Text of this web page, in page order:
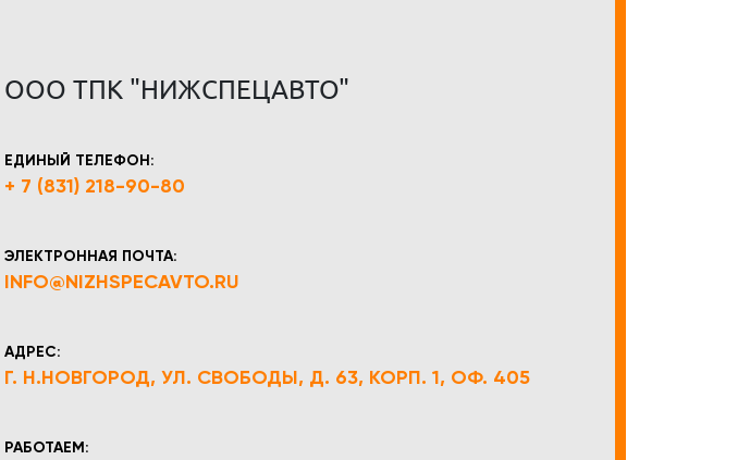
ООО ТПК "НИЖСПЕЦАВТО"
ЕДИНЫЙ ТЕЛЕФОН:
+ 7 (831) 218-90-80
ЭЛЕКТРОННАЯ ПОЧТА:
INFO@NIZHSPECAVTO.RU
АДРЕС:
Г. Н.НОВГОРОД, УЛ. СВОБОДЫ, Д. 63, КОРП. 1, ОФ. 405
РАБОТАЕМ: